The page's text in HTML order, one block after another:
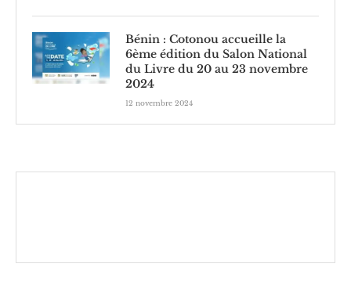
Bénin : Cotonou accueille la
6ème édition du Salon National
du Livre du 20 au 23 novembre
2024
12 novembre 2024